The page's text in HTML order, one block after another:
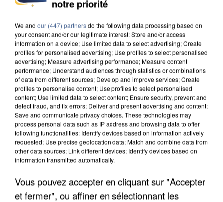
UN SECOND CADRE DE LA DZ MAFIA
notre priorité
We and our (447) partnersdo the following data processing based on
your consent and/or our legitimate interest: Store and/or access
information on a device; Use limited data to select advertising; Create
profiles for personalised advertising; Use profiles to select personalised
advertising; Measure advertising performance; Measure content
performance; Understand audiences through statistics or combinations
of data from different sources; Develop and improve services; Create
profiles to personalise content; Use profiles to select personalised
content; Use limited data to select content; Ensure security, prevent and
detect fraud, and fix errors; Deliver and present advertising and content;
Save and communicate privacy choices. These technologies may
process personal data such as IP address and browsing data to offer
following functionalities: Identify devices based on information actively
requested; Use precise geolocation data; Match and combine data from
other data sources; Link different devices; Identify devices based on
information transmitted automatically.
Vous pouvez accepter en cliquant sur "Accepter
et fermer", ou affiner en sélectionnant les